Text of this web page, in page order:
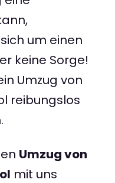
um einen
keine Sorge!
Umzug von
reibungslos
Umzug von
mit uns